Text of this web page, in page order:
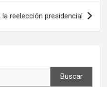
reelección presidencial
Buscar